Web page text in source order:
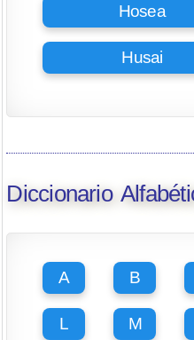
Hosea
Husai
Diccionario
A B
L M